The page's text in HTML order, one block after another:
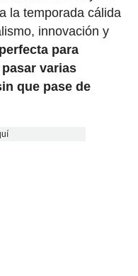
la temporada cálida
innovación y
para
varias
que pase de